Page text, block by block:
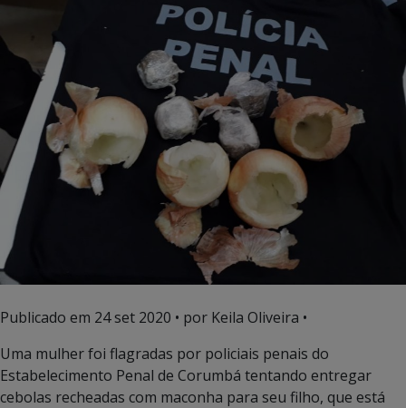
Publicado em 24 set 2020 • por Keila Oliveira •
Uma mulher foi flagradas por policiais penais do
Estabelecimento Penal de Corumbá tentando entregar
cebolas recheadas com maconha para seu filho, que está